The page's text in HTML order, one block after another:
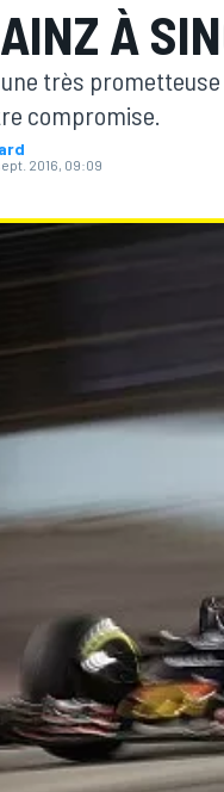
À
une très
compromise.
2016, 09:09